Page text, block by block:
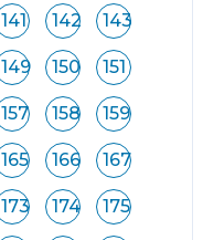
141 142 143
149 150 151
157 158 159
165 166 167
173 174 175